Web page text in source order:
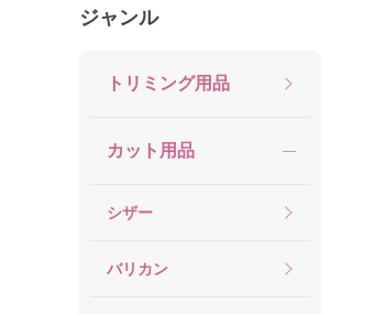
ジャンル
トリミング用品
カット用品
シザー
バリカン